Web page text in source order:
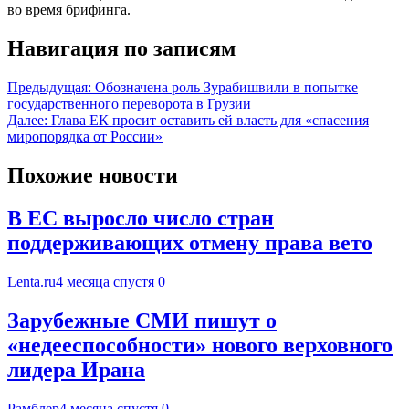
во время брифинга.
Навигация по записям
Предыдущая: Обозначена роль Зурабишвили в попытке
государственного переворота в Грузии
Далее: Глава ЕК просит оставить ей власть для «спасения
миропорядка от России»
Похожие новости
В ЕС выросло число стран
поддерживающих отмену права вето
Lenta.ru4 месяца спустя 0
Зарубежные СМИ пишут о
«недееспособности» нового верховного
лидера Ирана